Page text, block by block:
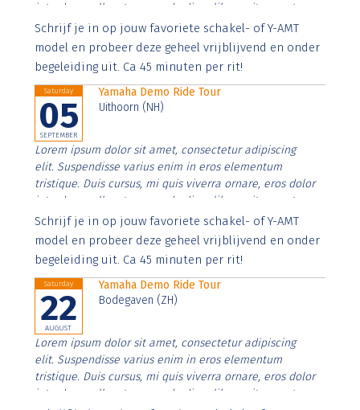
interdum nulla, ut commodo diam libero vitae erat.
Aenean faucibus nibh et justo cursus id rutrum lorem
imperdiet. Nunc ut sem vitae risus tristique posuere.
Schrijf je in op jouw favoriete schakel- of Y-AMT
model en probeer deze geheel vrijblijvend en onder
begeleiding uit. Ca 45 minuten per rit!
Saturday
05
SEPTEMBER
Yamaha Demo Ride Tour
Uithoorn (NH)
Lorem ipsum dolor sit amet, consectetur adipiscing
elit. Suspendisse varius enim in eros elementum
tristique. Duis cursus, mi quis viverra ornare, eros dolor
interdum nulla, ut commodo diam libero vitae erat.
Aenean faucibus nibh et justo cursus id rutrum lorem
imperdiet. Nunc ut sem vitae risus tristique posuere.
Schrijf je in op jouw favoriete schakel- of Y-AMT
model en probeer deze geheel vrijblijvend en onder
begeleiding uit. Ca 45 minuten per rit!
Saturday
22
AUGUST
Yamaha Demo Ride Tour
Bodegaven (ZH)
Lorem ipsum dolor sit amet, consectetur adipiscing
elit. Suspendisse varius enim in eros elementum
tristique. Duis cursus, mi quis viverra ornare, eros dolor
interdum nulla, ut commodo diam libero vitae erat.